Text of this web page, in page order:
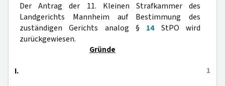
Der Antrag der 11. Kleinen Strafkammer des
Landgerichts Mannheim auf Bestimmung des
zuständigen Gerichts analog § 14StPO wird
zurückgewiesen.
Gründe
1
I.